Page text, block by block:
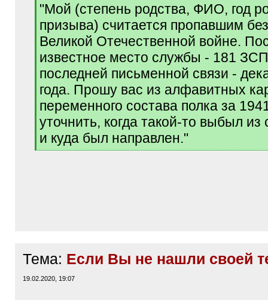
["Мой (степень родства, ФИО, год
призыва) считается пропавшим
Великой Отечественной войне.
известное место службы - 181
последней письменной связи -
года. Прошу вас из алфавитных
переменного состава полка за
уточнить, когда такой-то выбыл из
и куда был направлен."
[
Тема: Если Вы не нашли своей
19.02.2020, 19:07